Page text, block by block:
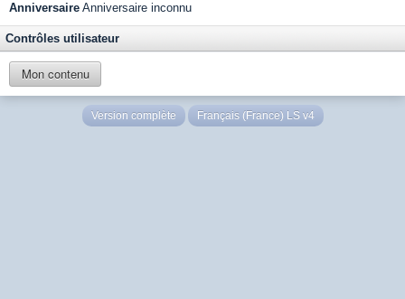
Anniversaire Anniversaire inconnu
Contrôles utilisateur
Mon contenu
Version complète Français (France) LS v4